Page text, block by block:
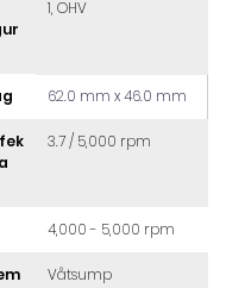
1, OHV
62.0 mm x 46.0 mm
3.7 / 5,000 rpm
4,000 - 5,000 rpm
Våtsump